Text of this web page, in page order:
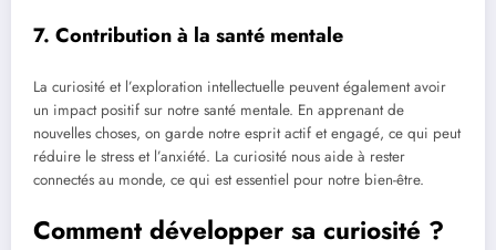
7. Contribution à la santé mentale
La curiosité et l’exploration intellectuelle peuvent également avoir
un impact positif sur notre santé mentale. En apprenant de
nouvelles choses, on garde notre esprit actif et engagé, ce qui peut
réduire le stress et l’anxiété. La curiosité nous aide à rester
connectés au monde, ce qui est essentiel pour notre bien-être.
Comment développer sa curiosité ?